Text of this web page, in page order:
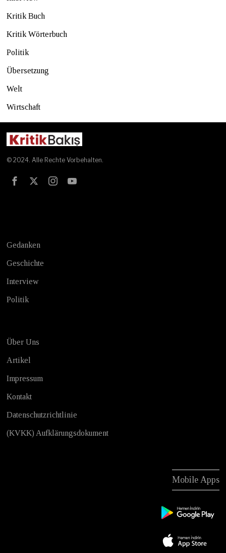
Kritik Buch
Kritik Wörterbuch
Politik
Übersetzung
Welt
Wirtschaft
© 2024. Alle Rechte Vorbehalten.
Gedanken
Geschichte
Interview
Politik
Über Uns
Artikel
Impressum
Kontakt
Datenschutzrichtlinie
(KVKK) Aufklärungsdokument
Mobile Apps